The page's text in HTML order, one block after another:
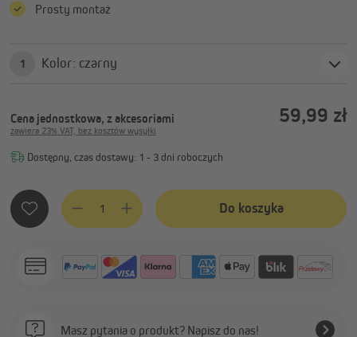
Prosty montaż
1 Kolor: czarny
Cena jednostkowa, z akcesoriami 59,99 zł
zawiera 23% VAT, bez kosztów wysyłki
Dostępny, czas dostawy: 1 - 3 dni roboczych
Ilość produktu: Wprowadź żądaną ilość lub użyj
Do koszyka
Masz pytania o produkt? Napisz do nas!